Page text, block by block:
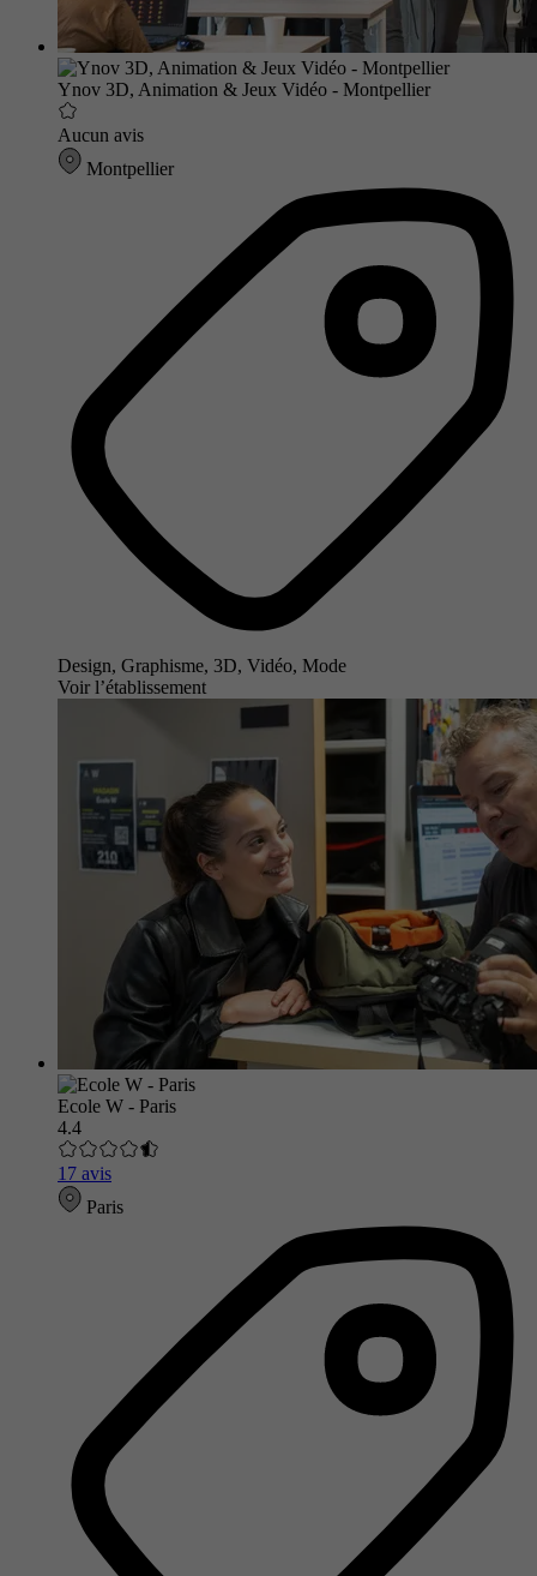
Ynov 3D, Animation & Jeux Vidéo - Montpellier
Aucun avis
Montpellier
Design, Graphisme, 3D, Vidéo, Mode
Voir l’établissement
Ecole W - Paris
4.4
17 avis
Paris